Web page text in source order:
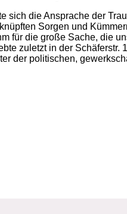
sich die Ansprache der
Sorgen und
für die große Sache, die
zuletzt in der Schäferstr.
der politischen,